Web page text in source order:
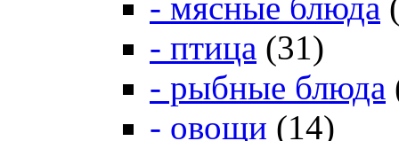
- птица (31)
- рыбные блюда
- овощи (14)